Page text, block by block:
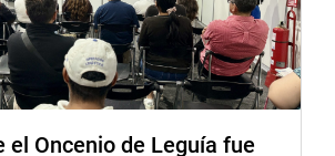
el Oncenio de Leguía fue